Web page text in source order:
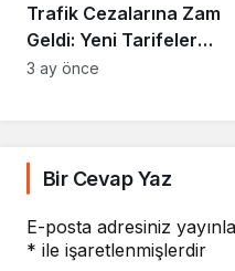
Trafik Cezalarına Zam
Geldi: Yeni Tarifeler
Belli Oldu
3 ay önce
Bir Cevap Yaz
E-posta adresiniz
* ile işaretlenmişlerdir